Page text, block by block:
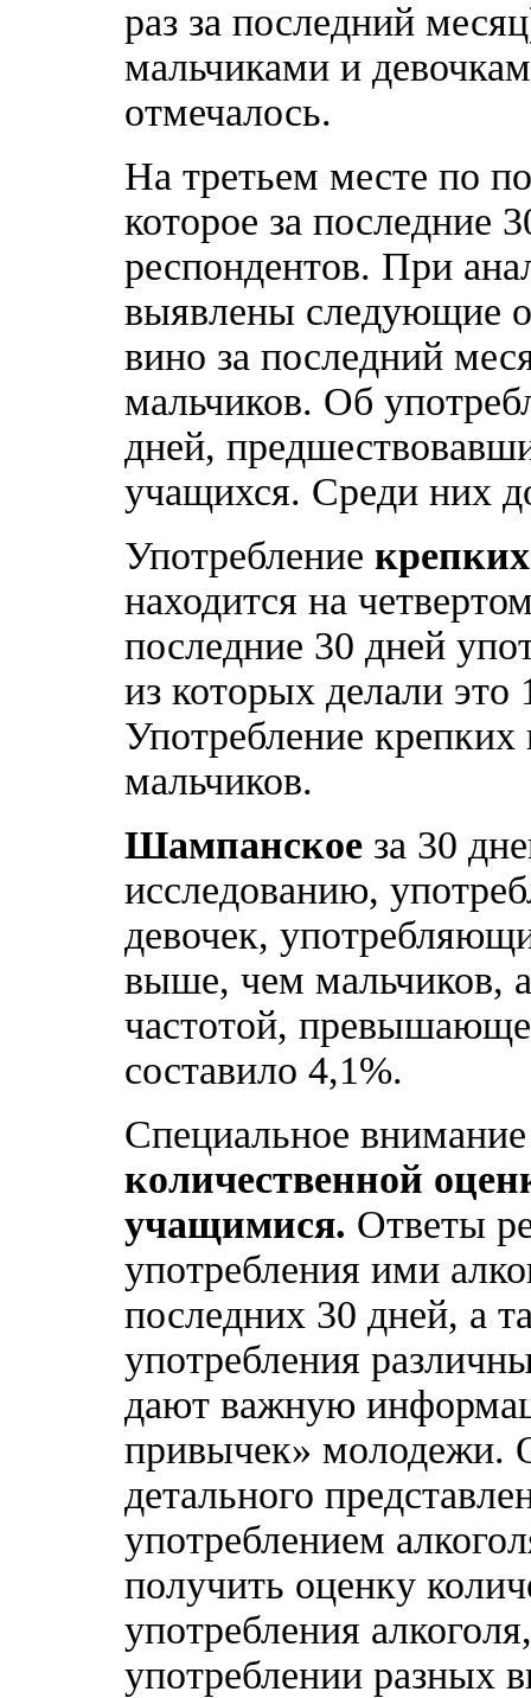
раз за последний
мальчиками и
отмечалось.
На третьем месте по
которое за последние
респондентов. При
выявлены следующие
вино за последний
мальчиков. Об
дней,
учащихся. Среди них
Употребление
находится на
последние 30 дней
из которых делали
Употребление крепких
мальчиков.
Шампанское за 30
исследованию,
девочек,
выше, чем мальчиков,
частотой,
составило 4,1%.
Специальное
количественной
учащимися. Ответы
употребления ими
последних 30 дней, а
употребления
дают важную
привычек» молодежи.
детального
употреблением
получить оценку
употребления
употреблении разных